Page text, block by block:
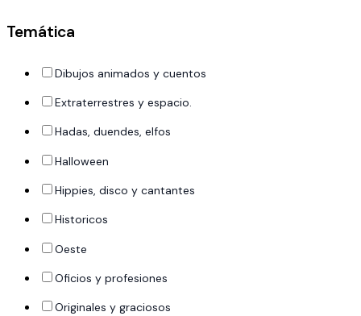
Temática
Dibujos animados y cuentos
Extraterrestres y espacio.
Hadas, duendes, elfos
Halloween
Hippies, disco y cantantes
Historicos
Oeste
Oficios y profesiones
Originales y graciosos